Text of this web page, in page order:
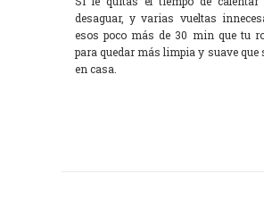
desaguar, y varias vueltas
esos poco más de 30 min que tu
para quedar más limpia y suave que
en casa.